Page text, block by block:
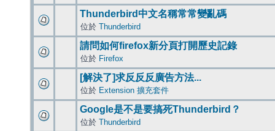
Thunderbird中文名稱常常變亂碼
位於 Thunderbird
請問如何firefox新分頁打開歷史記錄
位於 Firefox
[解決了]求反反反廣告方法...
位於 Extension 擴充套件
Google是不是要搞死Thunderbird？
位於 Thunderbird